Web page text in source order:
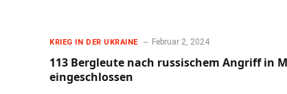
KRIEG IN DER UKRAINE Februar 2, 2024
113 Bergleute nach russischem Angriff in
eingeschlossen